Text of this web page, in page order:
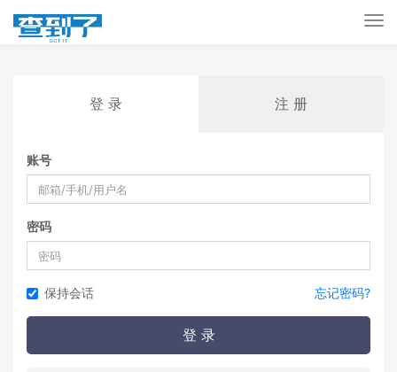
登 录 注 册
账号
密码
保持会话 忘记密码?
登 录